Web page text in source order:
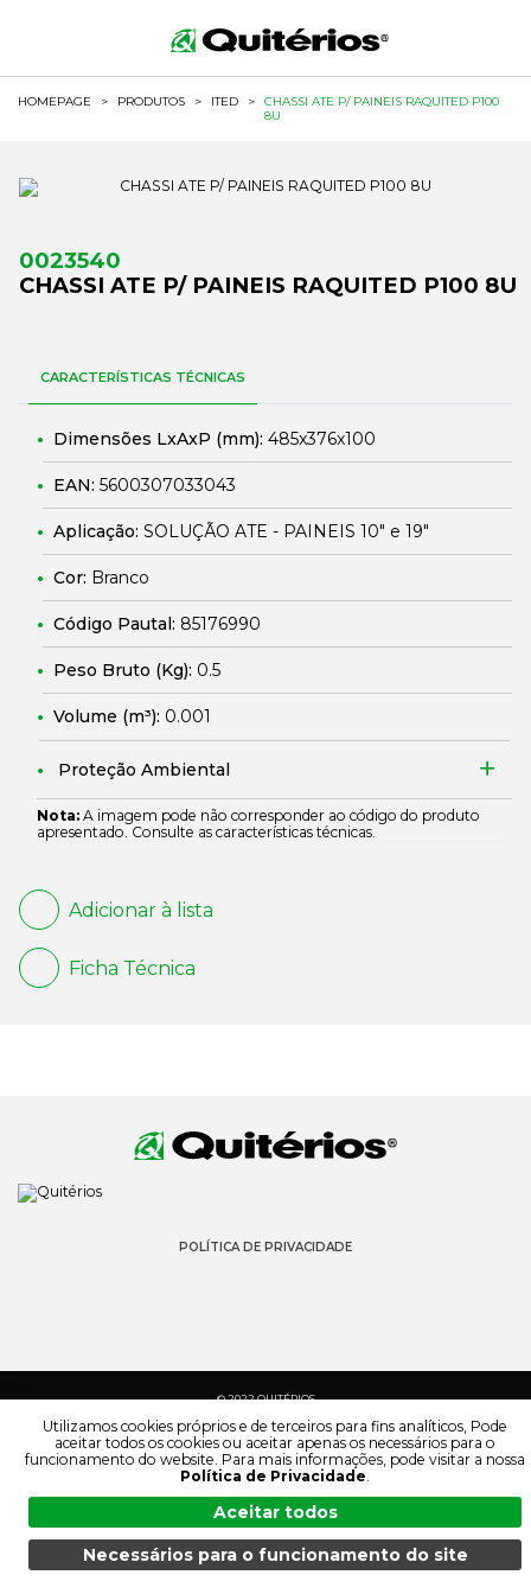
HOMEPAGE > PRODUTOS > ITED >
CHASSI ATE P/ PAINEIS RAQUITED P100
8U
0023540
CHASSI ATE P/ PAINEIS RAQUITED P100 8U
CARACTERÍSTICAS TÉCNICAS
Dimensões LxAxP (mm): 485x376x100
EAN: 5600307033043
Aplicação: SOLUÇÃO ATE - PAINEIS 10" e 19"
Cor: Branco
Código Pautal: 85176990
Peso Bruto (Kg): 0.5
Volume (m³): 0.001
Proteção Ambiental
Nota: A imagem pode não corresponder ao código do produto
apresentado. Consulte as características técnicas.
Adicionar à lista
Ficha Técnica
POLÍTICA DE PRIVACIDADE
© 2022 QUITÉRIOS
TODOS OS DIREITOS RESERVADOS
MENU PESQUISA PRODUTOS PT
Utilizamos cookies próprios e de terceiros para fins analíticos, Pode
aceitar todos os cookies ou aceitar apenas os necessários para o
funcionamento do website. Para mais informações, pode visitar a nossa
Política de Privacidade.
Aceitar todos
Necessários para o funcionamento do site